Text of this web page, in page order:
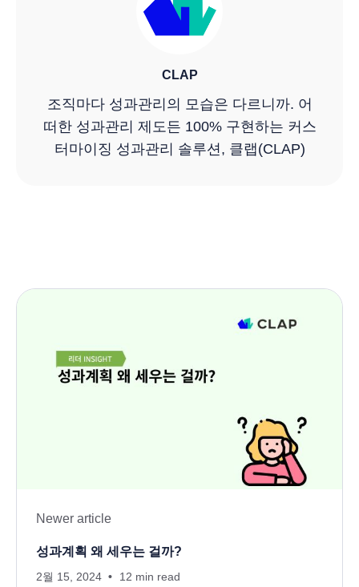
CLAP
조직마다 성과관리의 모습은 다르니까. 어
떠한 성과관리 제도든 100% 구현하는 커스
터마이징 성과관리 솔루션, 클랩(CLAP)
Newer article
성과계획 왜 세우는 걸까?
2월 15, 2024 12 min read